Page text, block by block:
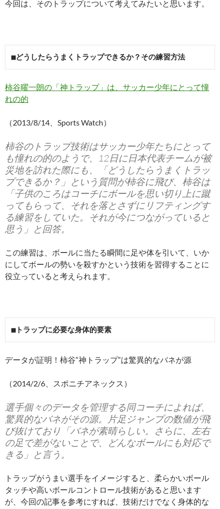
今回は、そのトラップについて考えてみたいと思います。
■どうしたらうまくトラップできるか？その練習方法
柿谷曜一朗の「神トラップ」は、サッカー少年にとって憧
れの的
（2013/8/14、Sports Watch）
柿谷のトラップ技術はサッカー少年たちにとって
も憧れの的のようで、12日に日本代表チームが被
災地を訪れた際にも、「どうしたらうまくトラッ
プできるか？」という質問が柿谷に飛び、柿谷は
「子供のころはコーチにボールを思い切り上に蹴
ってもらって、それを落とさずにリフティングす
る練習をしていた。それが今につながっていると
思う」と回答。
この練習は、ボールに当たる瞬間に足や体を引いて、いか
にしてボールの勢いを殺すかという技術を習得することに
役立っていると考えられます。
■トラップに必要な身体的要素
データが証明！柿谷“神トラップ”は驚異的なバネが源
（2014/2/6、スポニチアネックス）
選手個々のデータを管理する同コーチによれば、
驚異的なバネがその源。片足ジャンプの数値が飛
び抜けており「バネが素晴らしい。さらに、左右
の足で差がないことで、どんなボールにも対応で
きる」と言う。
トラップがうまい選手をイメージすると、柔らかいボール
タッチや高いボールコントロール技術があると思います
が、今回の記事を参考にすれば、技術だけでなく身体的な